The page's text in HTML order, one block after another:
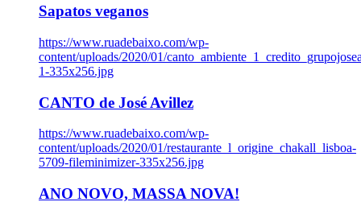
Sapatos veganos
https://www.ruadebaixo.com/wp-
content/uploads/2020/01/
1-335x256.jpg
CANTO de José Avillez
https://www.ruadebaixo.com/wp-
content/uploads/2020/01/restaurante_l_origine_chakall_lisboa-
5709-fileminimizer-335x256.jpg
ANO NOVO, MASSA NOVA!